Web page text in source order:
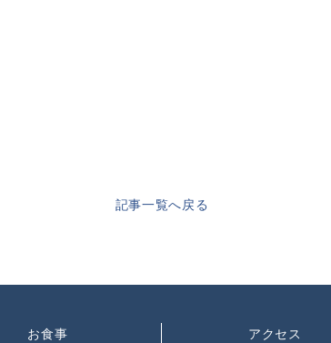
記事一覧へ戻る
お食事 アクセス